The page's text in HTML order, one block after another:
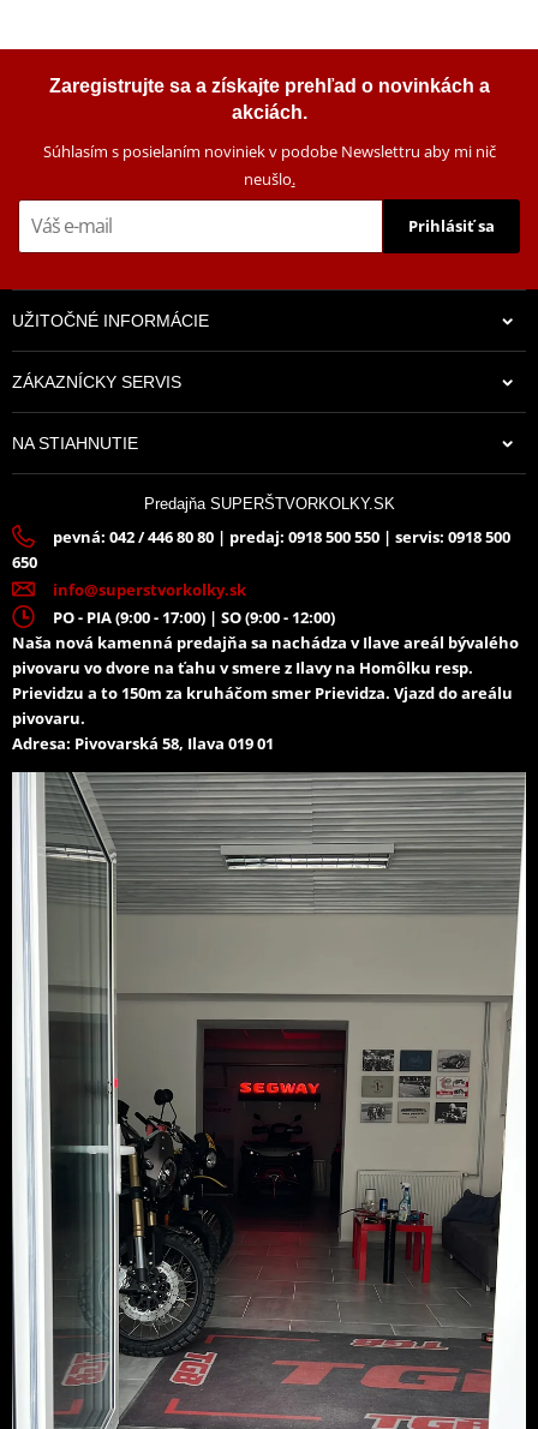
Zaregistrujte sa a získajte prehľad o novinkách a
akciách.
Súhlasím s posielaním noviniek v podobe Newslettru aby mi nič
neušlo.
Prihlásiť sa
UŽITOČNÉ INFORMÁCIE
ZÁKAZNÍCKY SERVIS
NA STIAHNUTIE
Predajňa SUPERŠTVORKOLKY.SK
pevná: 042 / 446 80 80 | predaj: 0918 500 550 | servis: 0918 500
650
info@superstvorkolky.sk
PO - PIA (9:00 - 17:00) | SO (9:00 - 12:00)
Naša nová kamenná predajňa sa nachádza v Ilave areál bývalého
pivovaru vo dvore na ťahu v smere z Ilavy na Homôlku resp.
Prievidzu a to 150m za kruháčom smer Prievidza. Vjazd do areálu
pivovaru.
Adresa: Pivovarská 58, Ilava 019 01